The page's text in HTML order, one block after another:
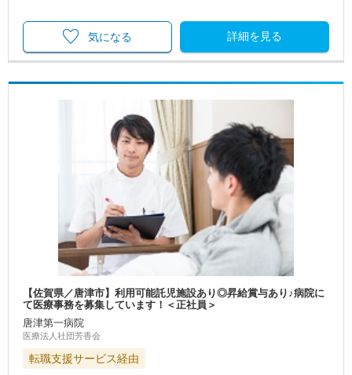
詳細を見る
気になる
【佐賀県／唐津市】利用可能託児施設あり◎昇給賞与あり♪病院に
て医療事務を募集しています！＜正社員＞
唐津第一病院
医療法人社団芳香会
転職支援サービス経由